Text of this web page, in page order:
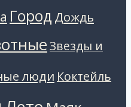
Город Дождь
Звезды и
люди Коктейль